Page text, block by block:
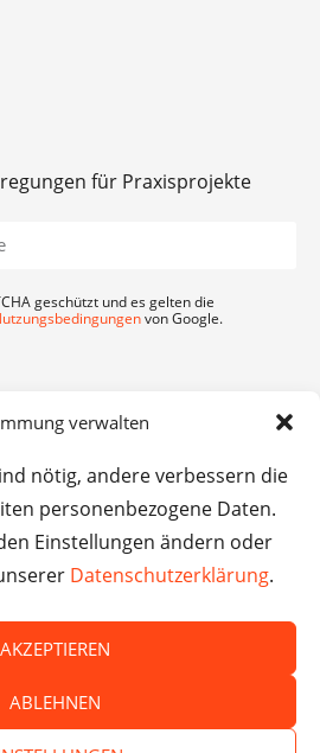
verwalten
nötig, andere verbessern die
personenbezogene Daten.
Einstellungen ändern oder
Datenschutzerklärung.
AKZEPTIEREN
ABLEHNEN
für Praxisprojekte
geschützt und es gelten die
von Google.
externer Websites.